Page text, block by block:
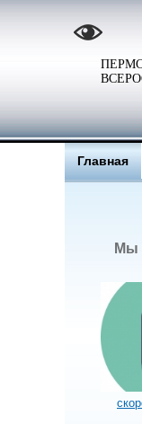
Главная
Мы